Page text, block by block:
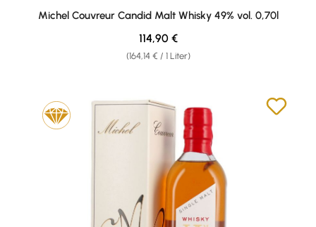
Durchschnittliche Bewertung von 5 von 5 Sternen
Michel Couvreur Candid Malt Whisky 49% vol. 0,70l
(164,14 € / 1 Liter)
Regulärer Preis:
114,90 €